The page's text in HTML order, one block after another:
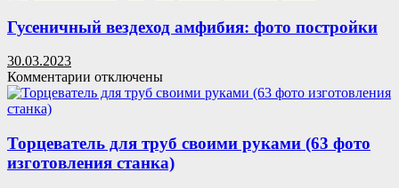
преимущества
облицовки
Гусеничный вездеход амфибия: фото постройки
30.03.2023
Комментарии к
записи
амфибия:
фото
постройки
отключены
Торцеватель для труб своими руками (63 фото
изготовления станка)